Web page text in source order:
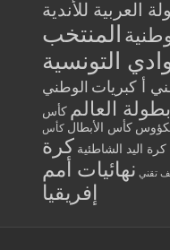
العربية للأندية
المنتخب
التونسية
أ كبريات الوطني
بطولة العالم كأس
كأس الأبطال كأس
كرة اليد الشاطئية كرة
تقني نهائيات أمم
إفريقيا